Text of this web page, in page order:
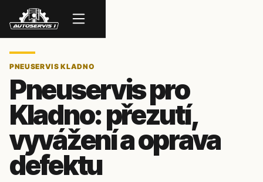
Menu
PNEUSERVIS KLADNO
Pneuservis pro
Kladno: přezutí,
vyvážení a oprava
defektu